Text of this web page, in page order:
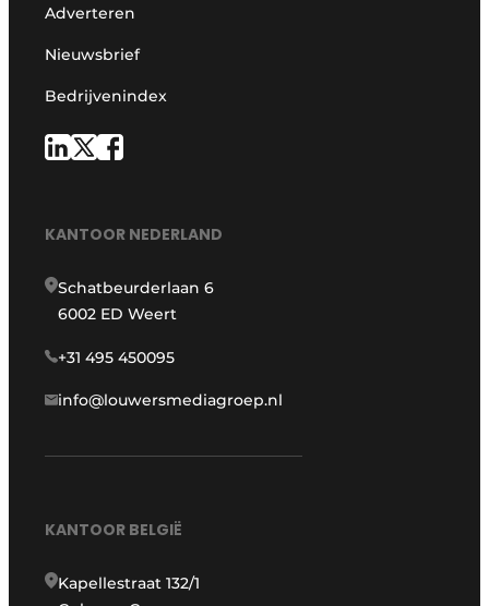
Adverteren
Nieuwsbrief
Bedrijvenindex
KANTOOR NEDERLAND
Schatbeurderlaan 6
6002 ED Weert
+31 495 450095
info@louwersmediagroep.nl
KANTOOR BELGIË
Kapellestraat 132/1